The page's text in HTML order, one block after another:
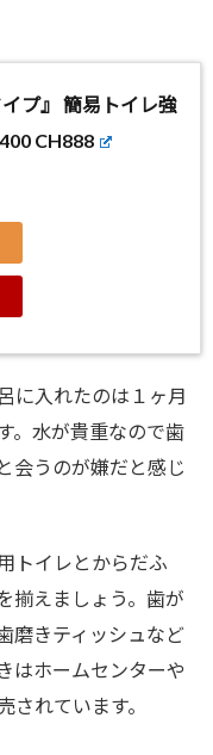
プ』 簡易トイレ強
CH888
に入れたのは１ヶ月
。水が貴重なので歯
会うのが嫌だと感じ
トイレとからだふ
揃えましょう。歯が
磨きティッシュなど
はホームセンターや
されています。